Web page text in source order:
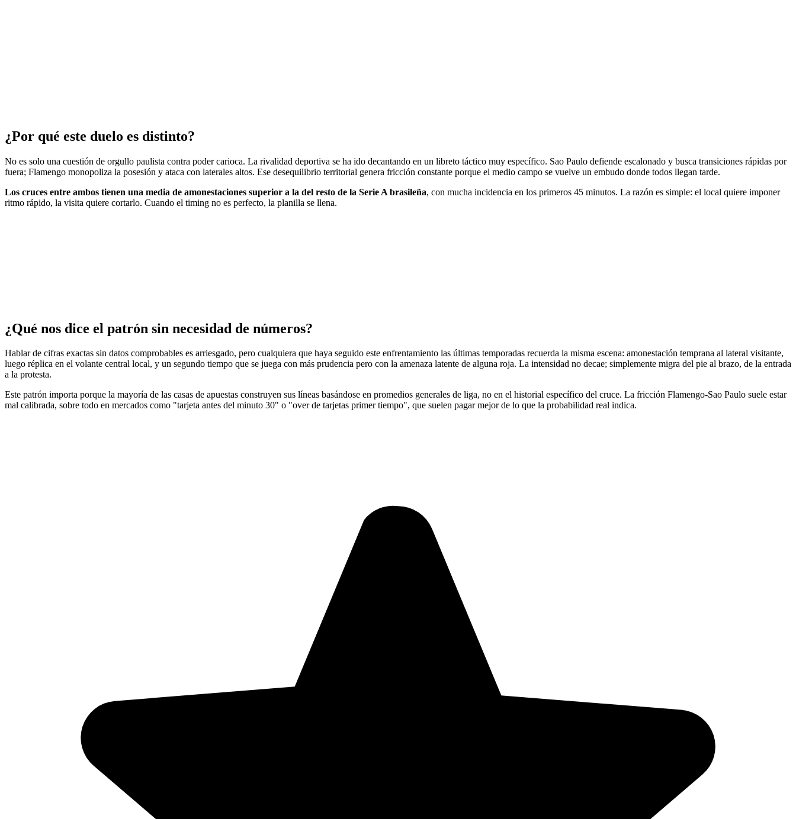
¿Por qué este duelo es distinto?
No es solo una cuestión de orgullo paulista contra poder carioca. La rivalidad deportiva se ha ido decantando en un libreto táctico muy específico. Sao Paulo defiende escalonado y busca transiciones rápidas por
fuera; Flamengo monopoliza la posesión y ataca con laterales altos. Ese desequilibrio territorial genera fricción constante porque el medio campo se vuelve un embudo donde todos llegan tarde.
Los cruces entre ambos tienen una media de amonestaciones superior a la del resto de la Serie A brasileña, con mucha incidencia en los primeros 45 minutos. La razón es simple: el local quiere imponer
ritmo rápido, la visita quiere cortarlo. Cuando el timing no es perfecto, la planilla se llena.
¿Qué nos dice el patrón sin necesidad de números?
Hablar de cifras exactas sin datos comprobables es arriesgado, pero cualquiera que haya seguido este enfrentamiento las últimas temporadas recuerda la misma escena: amonestación temprana al lateral visitante,
luego réplica en el volante central local, y un segundo tiempo que se juega con más prudencia pero con la amenaza latente de alguna roja. La intensidad no decae; simplemente migra del pie al brazo, de la entrada
a la protesta.
Este patrón importa porque la mayoría de las casas de apuestas construyen sus líneas basándose en promedios generales de liga, no en el historial específico del cruce. La fricción Flamengo-Sao Paulo suele estar
mal calibrada, sobre todo en mercados como "tarjeta antes del minuto 30" o "over de tarjetas primer tiempo", que suelen pagar mejor de lo que la probabilidad real indica.